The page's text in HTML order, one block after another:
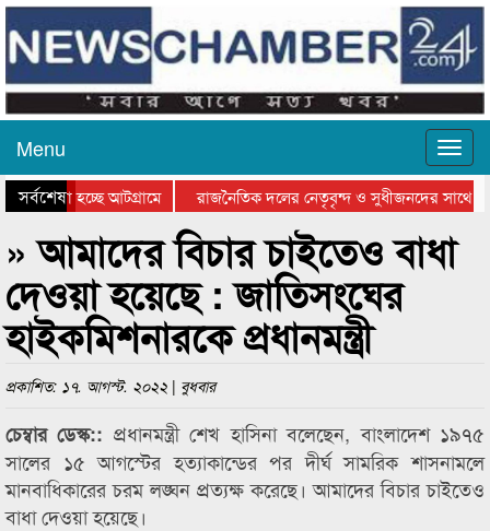
Menu
সর্বশেষহচ্ছে আটগ্রামে
রাজনৈতিক দলের নেতৃবৃন্দ ও সুধীজনদের সাথে
সিলেটে বাংলাদেশ গ্রুপ থিয়েটার ফেডারেশানের
» আমাদের বিচার চাইতেও বাধা
দেওয়া হয়েছে : জাতিসংঘের
হাইকমিশনারকে প্রধানমন্ত্রী
প্রকাশিত: ১৭. আগস্ট. ২০২২ | বুধবার
চেম্বার ডেস্ক:: প্রধানমন্ত্রী শেখ হাসিনা বলেছেন, বাংলাদেশ ১৯৭৫
সালের ১৫ আগস্টের হত্যাকান্ডের পর দীর্ঘ সামরিক শাসনামলে
মানবাধিকারের চরম লঙ্ঘন প্রত্যক্ষ করেছে। আমাদের বিচার চাইতেও
বাধা দেওয়া হয়েছে।